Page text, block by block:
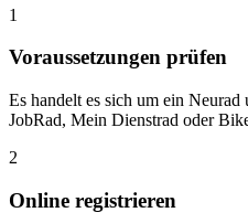
1
Voraussetzungen prüfen
Es handelt es sich um ein
JobRad, Mein Dienstrad oder
2
Online registrieren